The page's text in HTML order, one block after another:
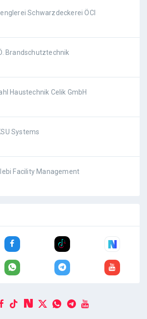
Schwarzdeckerei ÖCI
Brandschutztechnik
Haustechnik Celik GmbH
Systems
Facility Management